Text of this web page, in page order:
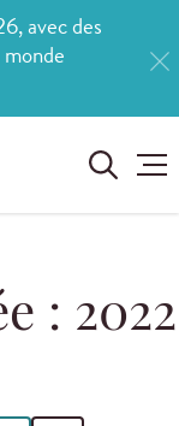
avec des
: 2022